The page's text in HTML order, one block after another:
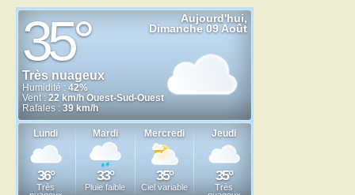
LE BRULAGE DES VEGETAUX
DECHETS VERTS